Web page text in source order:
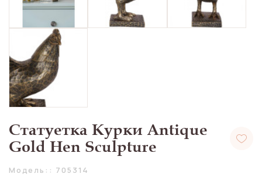
Статуетка Курки Antique
Gold Hen Sculpture
Модель:: 705314